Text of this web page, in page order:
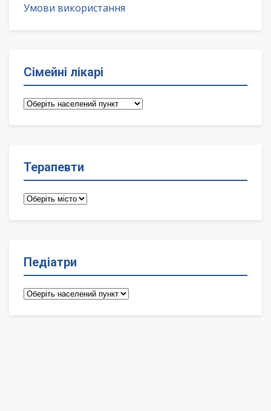
Умови використання
Сімейні лікарі
Сімейні
Терапевти
Терапевти
Педіатри
Педіатри